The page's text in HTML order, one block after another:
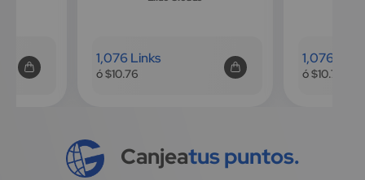
1,076 Links
ó $10.76
1,076
ó $10.76
Canjeatus puntos.